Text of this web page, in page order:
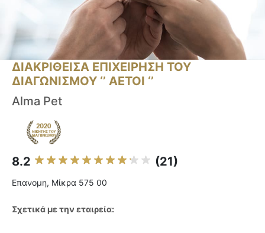
ΔΙΑΚΡΙΘΕΙΣΑ ΕΠΙΧΕΙΡΗΣΗ ΤΟΥ
ΔΙΑΓΩΝΙΣΜΟΥ ‘’ ΑΕΤΟΙ ‘’
Alma Pet
8.2 (21)
Επανομη, Μίκρα 575 00
Σχετικά με την εταιρεία: